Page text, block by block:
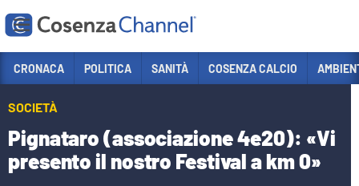
Sezioni
POLITICA
CRONACA POLITICA SANITÀ COSENZA CALCIO
SOCIETÀ
Pignataro (associazione 4e20): «Vi
presento il nostro Festival a km 0»